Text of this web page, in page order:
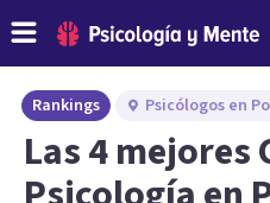
Rankings Psicólogos en
Las 4 mejores